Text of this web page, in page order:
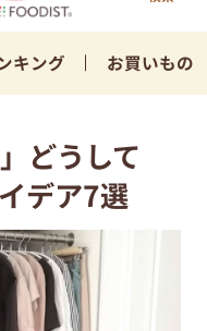
キング お買いもの
どうして
デア7選